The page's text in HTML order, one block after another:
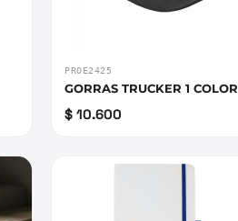
PROE2425
GORRAS TRUCKER 1 COLOR
$ 10.600